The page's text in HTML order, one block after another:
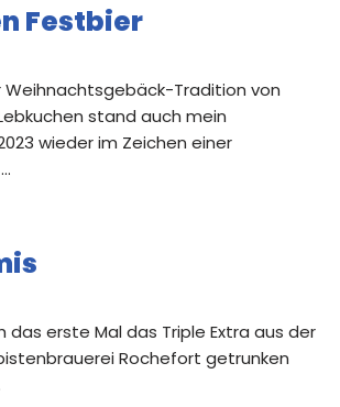
Festbier
Weihnachtsgebäck-Tradition von
stand auch mein
wieder im Zeichen einer
das erste Mal das Triple Extra aus der
Rochefort getrunken